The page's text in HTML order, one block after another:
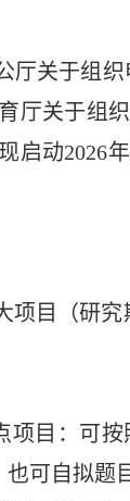
厅关于组
厅关于组
启动2026
项目（研
项目：可
也可自拟